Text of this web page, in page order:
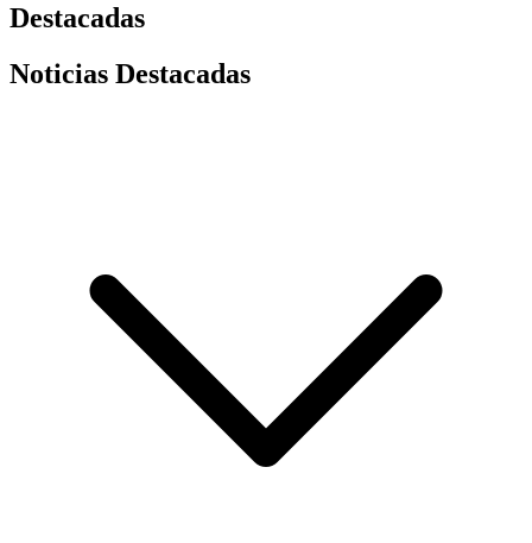
Destacadas
Noticias Destacadas